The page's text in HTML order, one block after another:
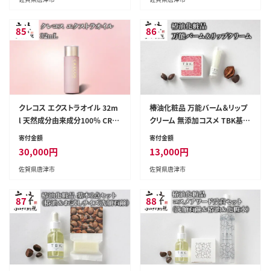
85
クレコス エクストラオイル 32m
l 天然成分由来成分100％ CRE
COS
寄付金額
30,000円
佐賀県唐津市
86
椿油化粧品 万能バーム＆リップ
クリーム 無添加コスメ TBK基礎
化粧品
寄付金額
13,000円
佐賀県唐津市
87 88